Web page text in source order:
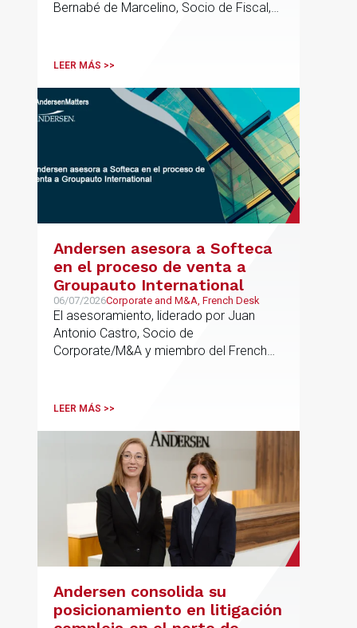
Bernabé de Marcelino, Socio de Fiscal,
formación del fondo, hasta el primer
LEER MÁS >>
Andersen asesora a Softeca
en el proceso de venta a
Groupauto International
06/07/2026Corporate and M&A, French Desk
El asesoramiento, liderado por Juan
Antonio Castro, Socio de
Corporate/M&A y miembro del French
españolas que combinan los sectores
LEER MÁS >>
Andersen consolida su
posicionamiento en litigación